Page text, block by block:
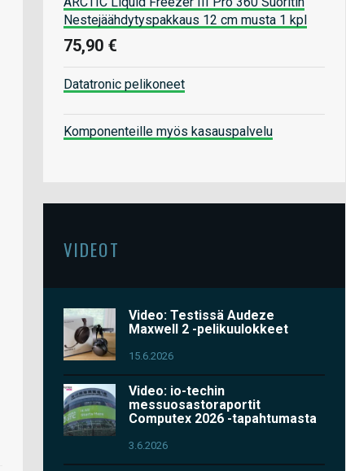
Nestejäähdytyspakkaus 12 cm musta 1 kpl
75,90 €
Datatronic pelikoneet
Komponenteille myös kasauspalvelu
VIDEOT
Video: Testissä Audeze
Maxwell 2 -pelikuulokkeet
15.6.2026
Video: io-techin
messuosastoraportit
Computex 2026 -tapahtumasta
3.6.2026